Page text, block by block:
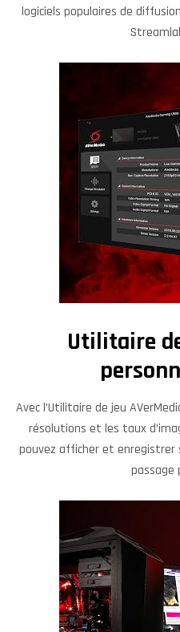
logiciels populaires de
Utilitaire
Avec l’Utilitaire de jeu
résolutions et les taux
pouvez afficher et enregistrer
passage